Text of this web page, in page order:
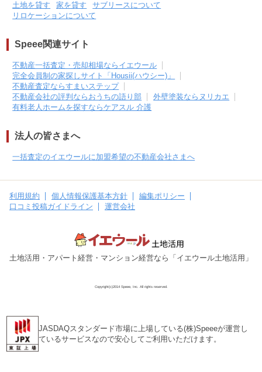
土地を貸す
家を貸す
サブリースについて
リロケーションについて
Speee関連サイト
不動産一括査定・売却相場ならイエウール
完全会員制の家探しサイト「Housii(ハウシー)」
不動産査定ならすまいステップ
不動産会社の評判ならおうちの語り部
外壁塗装ならヌリカエ
有料老人ホームを探すならケアスル 介護
法人の皆さまへ
一括査定のイエウールに加盟希望の不動産会社さまへ
土地活用・アパート経営・マンション経営なら「イエウール土地活用」
利用規約 個人情報保護基本方針
編集ポリシー
口コミ投稿ガイドライン
運営会社
Copyright(c)2014 Speee, Inc. All rights reserved.
JASDAQスタンダード市場に上場している(株)Speeeが運営し
ているサービスなので安心してご利用いただけます。